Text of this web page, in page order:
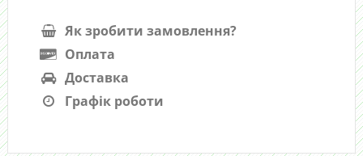
Як зробити замовлення?
Оплата
Доставка
Графік роботи